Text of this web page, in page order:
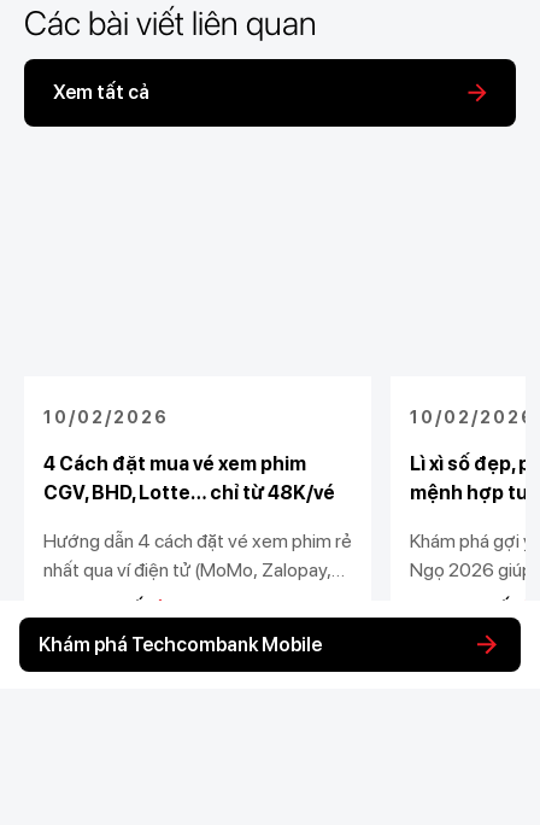
Khám phá Techcombank Mobile
Các bài viết liên quan
Xem tất cả
10/02/2026
4 Cách đặt mua vé xem phim
CGV, BHD, Lotte… chỉ từ 48K/vé
Hướng dẫn 4 cách đặt vé xem phim rẻ
nhất qua ví điện tử (MoMo, Zalopay,
VNPAY) và các ứng dụng ngân hàng -
Xem chi tiết
10/02/2026
Lì xì số đẹp,
mệnh hợp
Khám phá gợi ý
Ngọ 2026 giúp
mắn và bình
hợp tuổi, phát
mới sung túc.
Xem chi tiết